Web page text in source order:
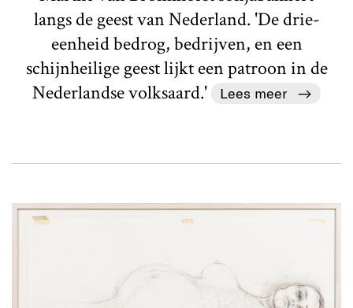
langs de geest van Nederland. 'De drie-
eenheid bedrog, bedrijven, en een
schijnheilige geest lijkt een patroon in de
Nederlandse volksaard.'
Lees meer